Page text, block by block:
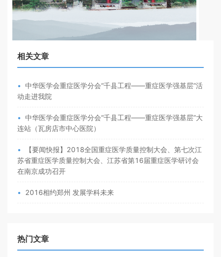
相关文章
• 中华医学会重症医学分会“千县工程——重症医学强基层”活
动走进我院
• 中华医学会重症医学分会“千县工程——重症医学强基层”大
连站（瓦房店市中心医院）
•
【要闻快报】2018全国重症医学质量控制大会、第七次江
苏省重症医学质量控制大会、江苏省第16届重症医学研讨会
在南京成功召开
• 2016相约郑州 发展学科未来
热门文章